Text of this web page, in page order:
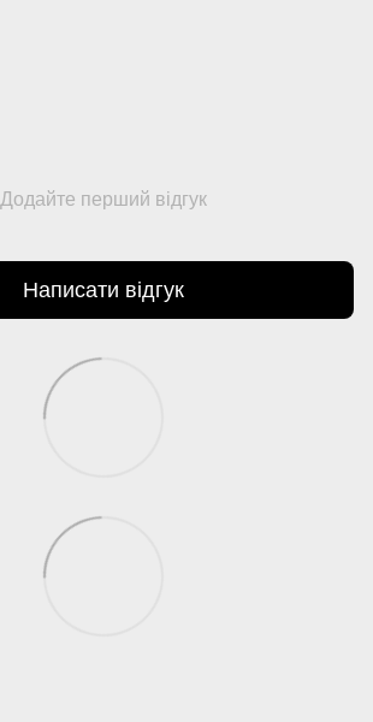
Додайте перший відгук
Написати відгук